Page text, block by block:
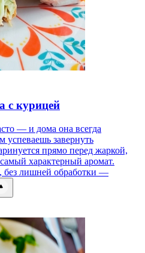
с курицей
— и дома она всегда
успеваешь завернуть
прямо перед жаркой,
характерный аромат.
лишней обработки —